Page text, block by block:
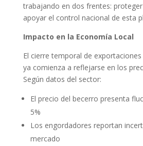
trabajando en dos frentes:
apoyar el control nacional de esta
Impacto en la Economía Local
El cierre temporal de
ya comienza a reflejarse en los
Según datos del sector:
El precio del becerro presenta
5%
Los engordadores reportan
mercado